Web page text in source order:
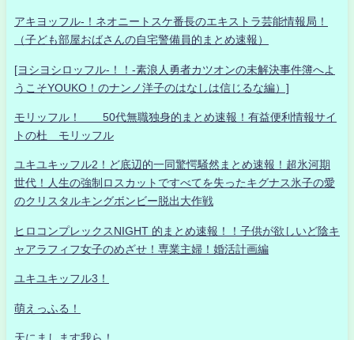
アキヨッフル-！ネオニートスケ番長のエキストラ芸能情報局！
（子ども部屋おばさんの自宅警備員的まとめ速報）
[ヨシヨシロッフル-！！-素浪人勇者カツオンの未解決事件簿へよ
うこそYOUKO！のナンノ洋子のはなしは信じるな編）]
モリッフル！ 50代無職独身的まとめ速報！有益便利情報サイ
トの杜 モリッフル
ユキユキッフル2！ど底辺的一同驚愕騒然まとめ速報！超氷河期
世代！人生の強制ロスカットですべてを失ったキグナス氷子の愛
のクリスタルキングボンビー脱出大作戦
ヒロコンプレックスNIGHT 的まとめ速報！！子供が欲しいど陰キ
ャアラフィフ女子のめざせ！専業主婦！婚活計画編
ユキユキッフル3！
萌えっふる！
天にまします我ら！